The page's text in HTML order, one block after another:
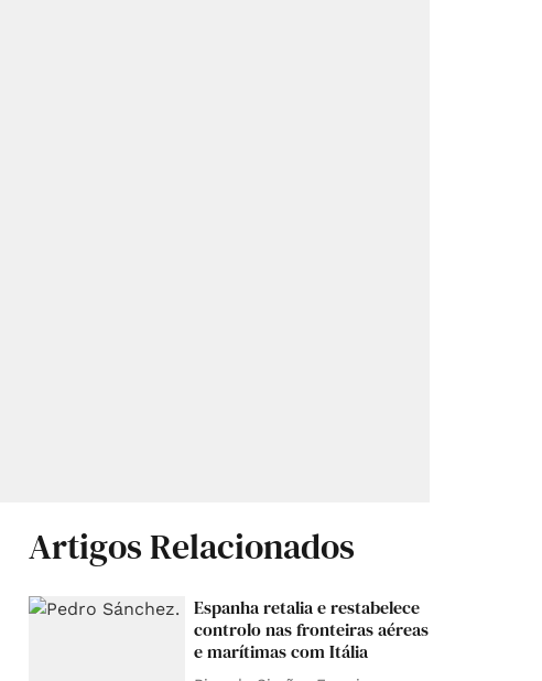
Artigos Relacionados
Espanha retalia e restabelece
controlo nas fronteiras aéreas
e marítimas com Itália